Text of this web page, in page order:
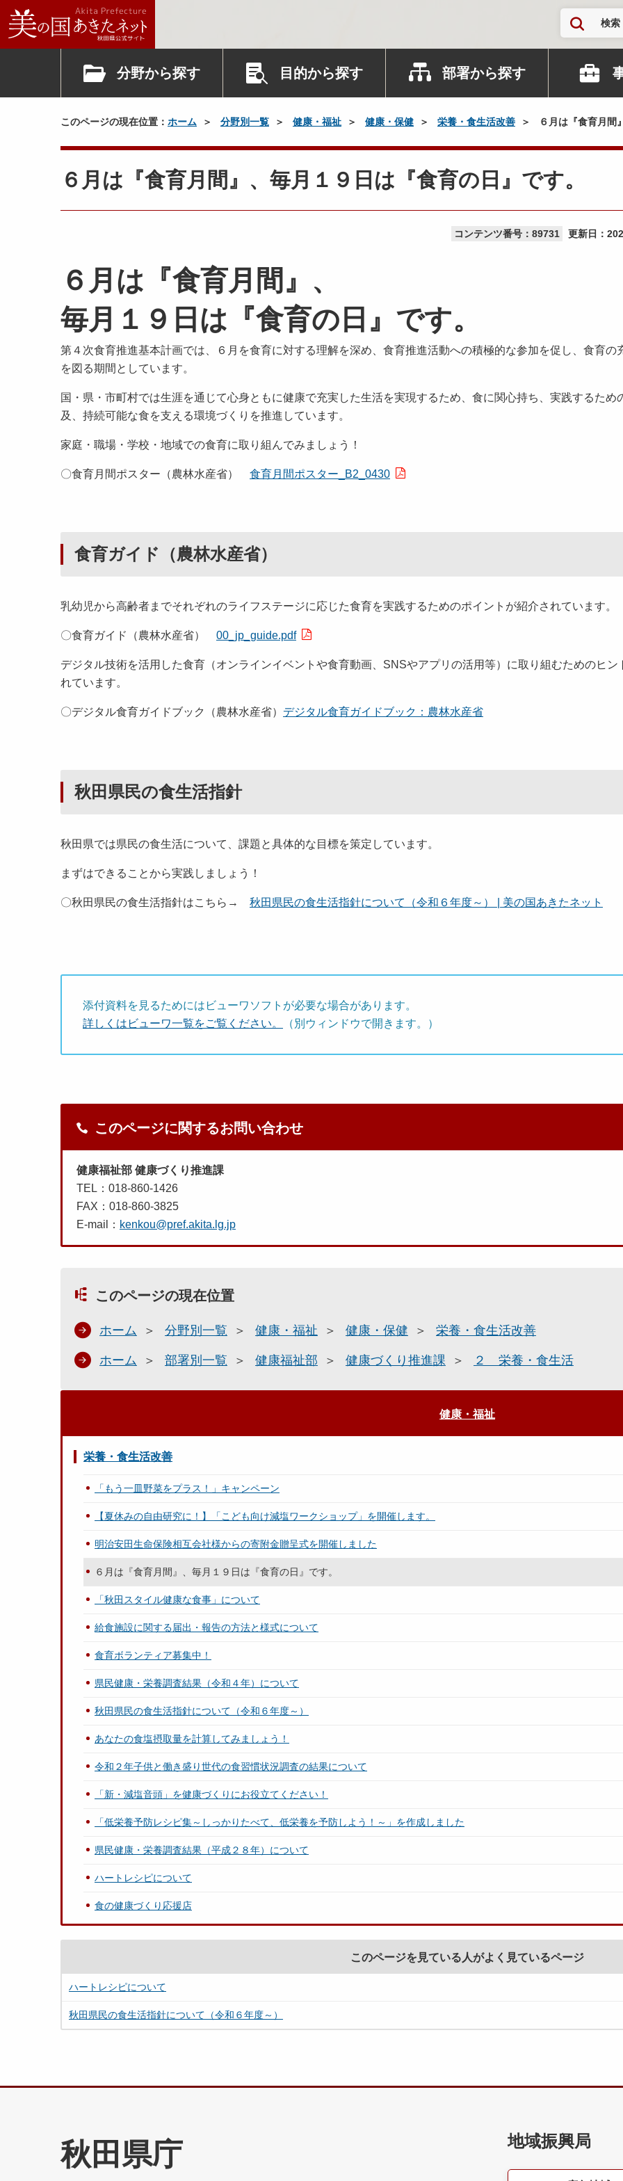
検索
分野から探す 目的から探す 部署から探す
このページの現在位置： ホーム 分野別一覧 健康・福祉 健康・保健 栄養・食生活改善 ６月は『食育月間
６月は『食育月間』、毎月１９日は『食育の日』です。
コンテンツ番号：89731 更新日：
６月は『食育月間』、
毎月１９日は『食育の日』です。
第４次食育推進基本計画では、６月を食育に対する理解を深め、食育推進活動への積極的な参加を促し、食育の
を図る期間としています。
国・県・市町村では生涯を通じて心身ともに健康で充実した生活を実現するため、食に関心持ち、実践するため
及、持続可能な食を支える環境づくりを推進しています。
家庭・職場・学校・地域での食育に取り組んでみましょう！
〇食育月間ポスター（農林水産省） 食育月間ポスター_B2_0430
食育ガイド（農林水産省）
乳幼児から高齢者までそれぞれのライフステージに応じた食育を実践するためのポイントが紹介されています。
〇食育ガイド（農林水産省） 00_jp_guide.pdf
デジタル技術を活用した食育（オンラインイベントや食育動画、SNSやアプリの活用等）に取り組むためのヒン
れています。
〇デジタル食育ガイドブック（農林水産省） デジタル食育ガイドブック：農林水産省
秋田県民の食生活指針
秋田県では県民の食生活について、課題と具体的な目標を策定しています。
まずはできることから実践しましょう！
〇秋田県民の食生活指針はこちら→ 秋田県民の食生活指針について（令和６年度～） | 美の国あきたネット
添付資料を見るためにはビューワソフトが必要な場合があります。
詳しくはビューワ一覧をご覧ください。
（別ウィンドウで開きます。）
このページに関するお問い合わせ
健康福祉部 健康づくり推進課
TEL：018-860-1426
FAX：018-860-3825
E-mail： kenkou@pref.akita.lg.jp
このページの現在位置
ホーム 分野別一覧 健康・福祉 健康・保健 栄養・食生活改善
ホーム 部署別一覧 健康福祉部 健康づくり推進課 ２ 栄養・食生活
健康・福祉
栄養・食生活改善
「もう一皿野菜をプラス！」キャンペーン
【夏休みの自由研究に！】「こども向け減塩ワークショップ」を開催します。
明治安田生命保険相互会社様からの寄附金贈呈式を開催しました
６月は『食育月間』、毎月１９日は『食育の日』です。
「秋田スタイル健康な食事」について
給食施設に関する届出・報告の方法と様式について
食育ボランティア募集中！
県民健康・栄養調査結果（令和４年）について
秋田県民の食生活指針について（令和６年度～）
あなたの食塩摂取量を計算してみましょう！
令和２年子供と働き盛り世代の食習慣状況調査の結果について
「新・減塩音頭」を健康づくりにお役立てください！
「低栄養予防レシピ集～しっかりたべて、低栄養を予防しよう！～」を作成しました
県民健康・栄養調査結果（平成２８年）について
ハートレシピについて
食の健康づくり応援店
このページを見ている人がよく見ているページ
ハートレシピについて
秋田県民の食生活指針について（令和６年度～）
秋田県庁 地域振興局